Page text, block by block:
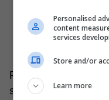
Përsa i përket emrit
si emër populli e
Personalised
content
services
Store and/or
Learn more